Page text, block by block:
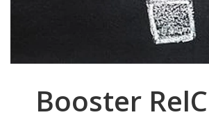
Booster